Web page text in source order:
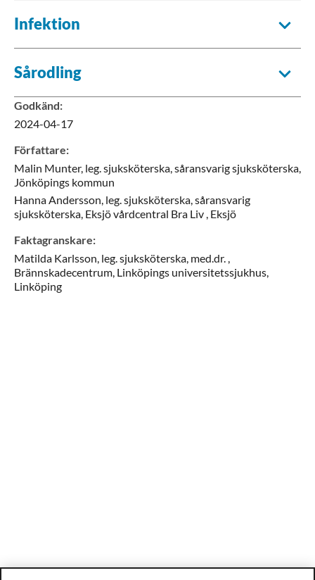
Infektion
Sårodling
Godkänd:
2024-04-17
Författare:
Malin Munter, leg. sjuksköterska, såransvarig sjuksköterska,
Jönköpings kommun
HannaAndersson, leg. sjuksköterska, såransvarig
sjuksköterska, Eksjö vårdcentral Bra Liv , Eksjö
Faktagranskare:
Matilda Karlsson, leg. sjuksköterska, med.dr. ,
Brännskadecentrum, Linköpings universitetssjukhus,
Linköping